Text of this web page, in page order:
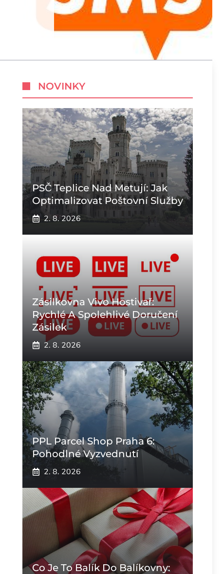
NOVINKY
PSČ Teplice Nad Metují: Jak
Optimalizovat Poštovní Služby
2. 8. 2026
Zásilkovna Vivo Hostivař:
Rychlé A Spolehlivé Doručení
Zásilek
2. 8. 2026
PPL Parcel Shop Praha 6:
Pohodlné Vyzvednutí
2. 8. 2026
Co Je To Balík Do Balíkovny: